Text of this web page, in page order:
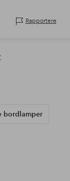
Rapportere
bordlamper